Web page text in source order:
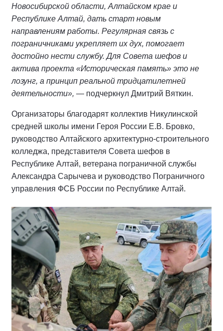
Новосибирской области, Алтайском крае и
Республике Алтай, дать старт новым
направлениям работы. Регулярная связь с
пограничниками укрепляет их дух, помогает
достойно нести службу. Для Совета шефов и
актива проекта «Историческая память» это не
лозунг, а принцип реальной тридцатилетней
деятельности», — подчеркнул Дмитрий Вяткин.
Организаторы благодарят коллектив Никулинской
средней школы имени Героя России Е.В. Бровко,
руководство Алтайского архитектурно-строительного
колледжа, представителя Совета шефов в
Республике Алтай, ветерана пограничной службы
Александра Сарычева и руководство Пограничного
управления ФСБ России по Республике Алтай.